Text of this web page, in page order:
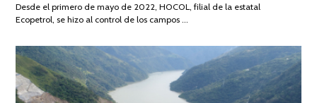
2026
Desde el primero de mayo de 2022, HOCOL, filial de la estatal
Ecopetrol, se hizo al control de los campos …